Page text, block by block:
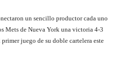
un sencillo productor cada uno
Mets de Nueva York una victoria 4-3
juego de su doble cartelera este